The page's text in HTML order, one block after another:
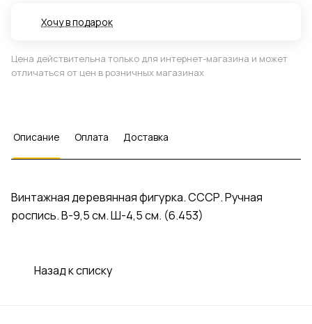
Хочу в подарок
Цена действительна только для интернет-магазина и может
отличаться от цен в розничных магазинах
Описание Оплата Доставка
Винтажная деревянная фигурка. СССР. Ручная
роспись. В-9,5 см. Ш-4,5 см. (6.453)
Назад к списку